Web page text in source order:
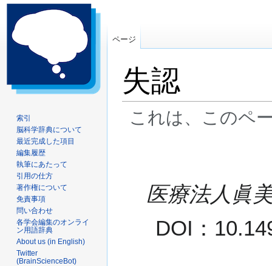
失認
これは、このペ
医療法人眞
DOI：
ページ
索引
脳科学辞典について
最近完成した項目
編集履歴
執筆にあたって
引用の仕方
著作権について
免責事項
問い合わせ
各学会編集のオンライ
ン用語辞典
About us (in English)
Twitter
(BrainScienceBot)